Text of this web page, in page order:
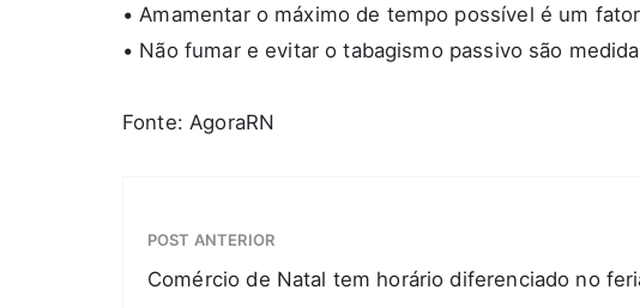
• Amamentar o máximo de tempo possível é um
• Não fumar e evitar o tabagismo passivo são
Fonte: AgoraRN
POST ANTERIOR
Comércio de Natal tem horário diferenciado no